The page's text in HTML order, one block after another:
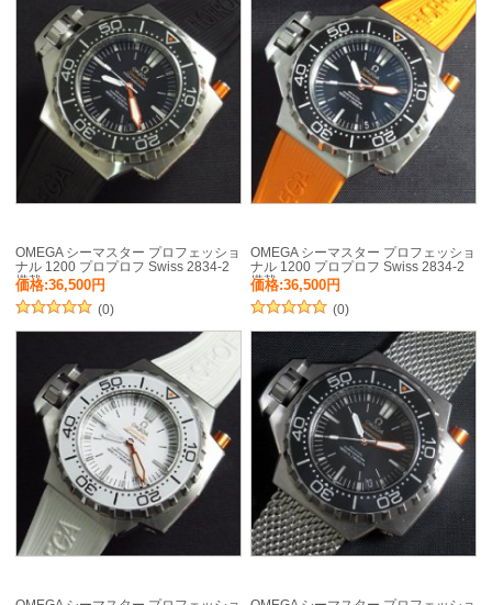
OMEGA シーマスター プロフェッショ
ナル 1200 プロプロフ Swiss 2834-2
搭載
価格:36,500円
(0)
OMEGA シーマスター プロフェッショ
ナル 1200 プロプロフ Swiss 2834-2
搭載
価格:36,500円
(0)